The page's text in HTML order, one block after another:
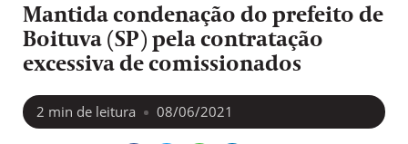
Mantida condenação do prefeito de
Boituva (SP) pela contratação
excessiva de comissionados
2 min de leitura 08/06/2021